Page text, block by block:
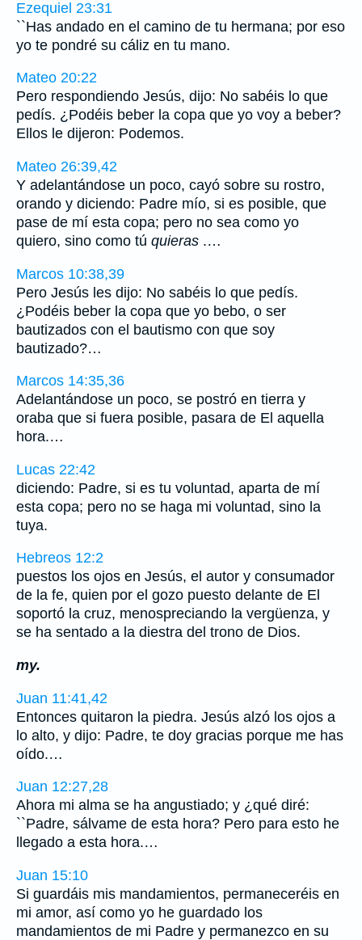
Ezequiel 23:31
``Has andado en el camino de tu hermana; por eso
yo te pondré su cáliz en tu mano.
Mateo 20:22
Pero respondiendo Jesús, dijo: No sabéis lo que
pedís. ¿Podéis beber la copa que yo voy a beber?
Ellos le dijeron: Podemos.
Mateo 26:39,42
Y adelantándose un poco, cayó sobre su rostro,
orando y diciendo: Padre mío, si es posible, que
pase de mí esta copa; pero no sea como yo
quiero, sino como tú quieras .…
Marcos 10:38,39
Pero Jesús les dijo: No sabéis lo que pedís.
¿Podéis beber la copa que yo bebo, o ser
bautizados con el bautismo con que soy
bautizado?…
Marcos 14:35,36
Adelantándose un poco, se postró en tierra y
oraba que si fuera posible, pasara de El aquella
hora.…
Lucas 22:42
diciendo: Padre, si es tu voluntad, aparta de mí
esta copa; pero no se haga mi voluntad, sino la
tuya.
Hebreos 12:2
puestos los ojos en Jesús, el autor y consumador
de la fe, quien por el gozo puesto delante de El
soportó la cruz, menospreciando la vergüenza, y
se ha sentado a la diestra del trono de Dios.
my.
Juan 11:41,42
Entonces quitaron la piedra. Jesús alzó los ojos a
lo alto, y dijo: Padre, te doy gracias porque me has
oído.…
Juan 12:27,28
Ahora mi alma se ha angustiado; y ¿qué diré:
``Padre, sálvame de esta hora? Pero para esto he
llegado a esta hora.…
Juan 15:10
Si guardáis mis mandamientos, permaneceréis en
mi amor, así como yo he guardado los
mandamientos de mi Padre y permanezco en su